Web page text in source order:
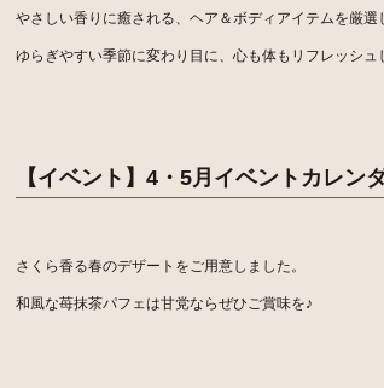
やさしい香りに癒される、ヘア＆ボディアイテムを厳選
ゆらぎやすい季節に変わり目に、心も体もリフレッシュ
【イベント】4・5月イベントカレン
さくら香る春のデザートをご用意しました。
和風な苺抹茶パフェは甘党ならぜひご賞味を♪